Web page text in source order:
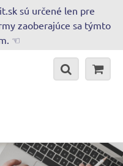
sú určené len pre
zaoberajúce sa týmto
☜